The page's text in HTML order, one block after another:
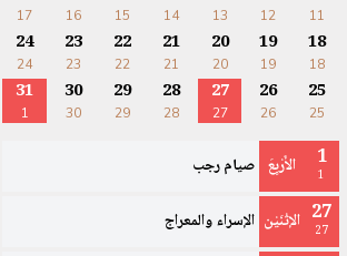
11
12
13
14
15
16
17
18
18
19
19
20
20
21
21
22
22
23
23
24
24
25
25
26
26
27
27
28
28
29
29
30
30
31
1
1
1 الأَرْبِعَ صيام رجب
27
27 الإثْنَيْن الإسراء والمعراج